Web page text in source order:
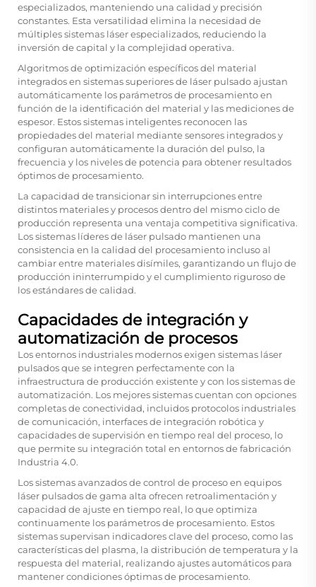
especializados, manteniendo una calidad y precisión
constantes. Esta versatilidad elimina la necesidad de
múltiples sistemas láser especializados, reduciendo la
inversión de capital y la complejidad operativa.
Algoritmos de optimización específicos del material
integrados en sistemas superiores de láser pulsado ajustan
automáticamente los parámetros de procesamiento en
función de la identificación del material y las mediciones de
espesor. Estos sistemas inteligentes reconocen las
propiedades del material mediante sensores integrados y
configuran automáticamente la duración del pulso, la
frecuencia y los niveles de potencia para obtener resultados
óptimos de procesamiento.
La capacidad de transicionar sin interrupciones entre
distintos materiales y procesos dentro del mismo ciclo de
producción representa una ventaja competitiva significativa.
Los sistemas líderes de láser pulsado mantienen una
consistencia en la calidad del procesamiento incluso al
cambiar entre materiales disímiles, garantizando un flujo de
producción ininterrumpido y el cumplimiento riguroso de
los estándares de calidad.
Capacidades de integración y
automatización de procesos
Los entornos industriales modernos exigen sistemas láser
pulsados que se integren perfectamente con la
infraestructura de producción existente y con los sistemas de
automatización. Los mejores sistemas cuentan con opciones
completas de conectividad, incluidos protocolos industriales
de comunicación, interfaces de integración robótica y
capacidades de supervisión en tiempo real del proceso, lo
que permite su integración total en entornos de fabricación
Industria 4.0.
Los sistemas avanzados de control de proceso en equipos
láser pulsados de gama alta ofrecen retroalimentación y
capacidad de ajuste en tiempo real, lo que optimiza
continuamente los parámetros de procesamiento. Estos
sistemas supervisan indicadores clave del proceso, como las
características del plasma, la distribución de temperatura y la
respuesta del material, realizando ajustes automáticos para
mantener condiciones óptimas de procesamiento.